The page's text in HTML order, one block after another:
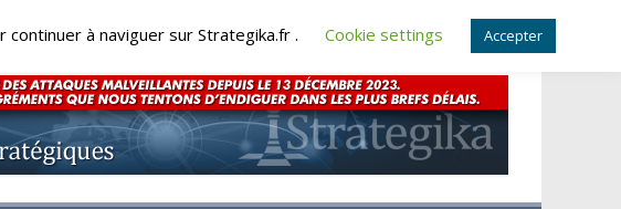
à naviguer sur Strategika.fr . Cookie settings Accepter